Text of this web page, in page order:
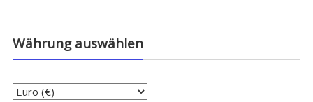
Währung auswählen